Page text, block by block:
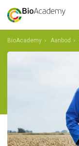
BioAcademy Aanbod